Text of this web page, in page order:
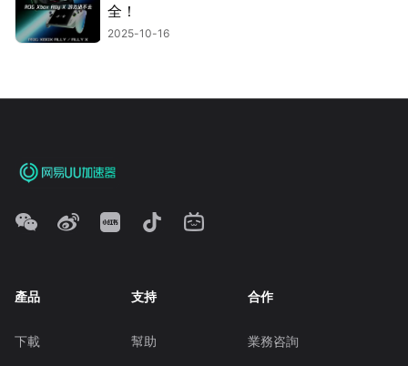
全！
2025-10-16
產品
下載
支持
幫助
合作
業務咨詢